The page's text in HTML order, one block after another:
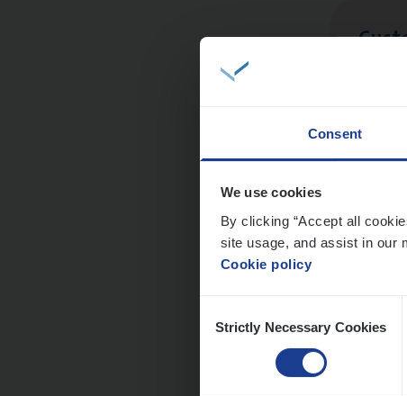
Consent
We use cookies
By clicking “Accept all
site usage, and assist in our
Cookie policy
Selection
Strictly Necessary Cookies